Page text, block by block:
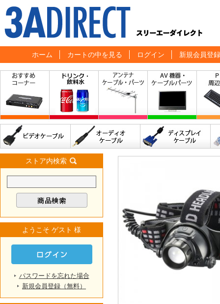
ホーム カートの中を見る ログイン 新規会員登録
ストア内検索
ようこそ ゲスト 様
パスワードを忘れた場合
新規会員登録（無料）